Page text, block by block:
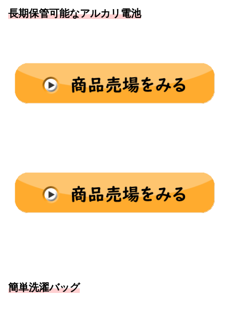
長期保管可能なアルカリ電池
簡単洗濯バッグ